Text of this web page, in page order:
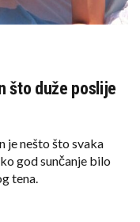
što duže poslije
je nešto što svaka
god sunčanje bilo
tena.